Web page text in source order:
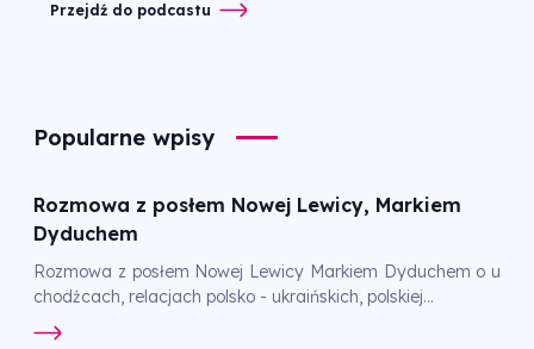
Przejdź do podcastu
Popularne wpisy
Rozmowa z posłem Nowej Lewicy, Markiem
Dyduchem
Rozmowa z posłem Nowej Lewicy Markiem Dyduchem o u
chodźcach, relacjach polsko - ukraińskich, polskiej...